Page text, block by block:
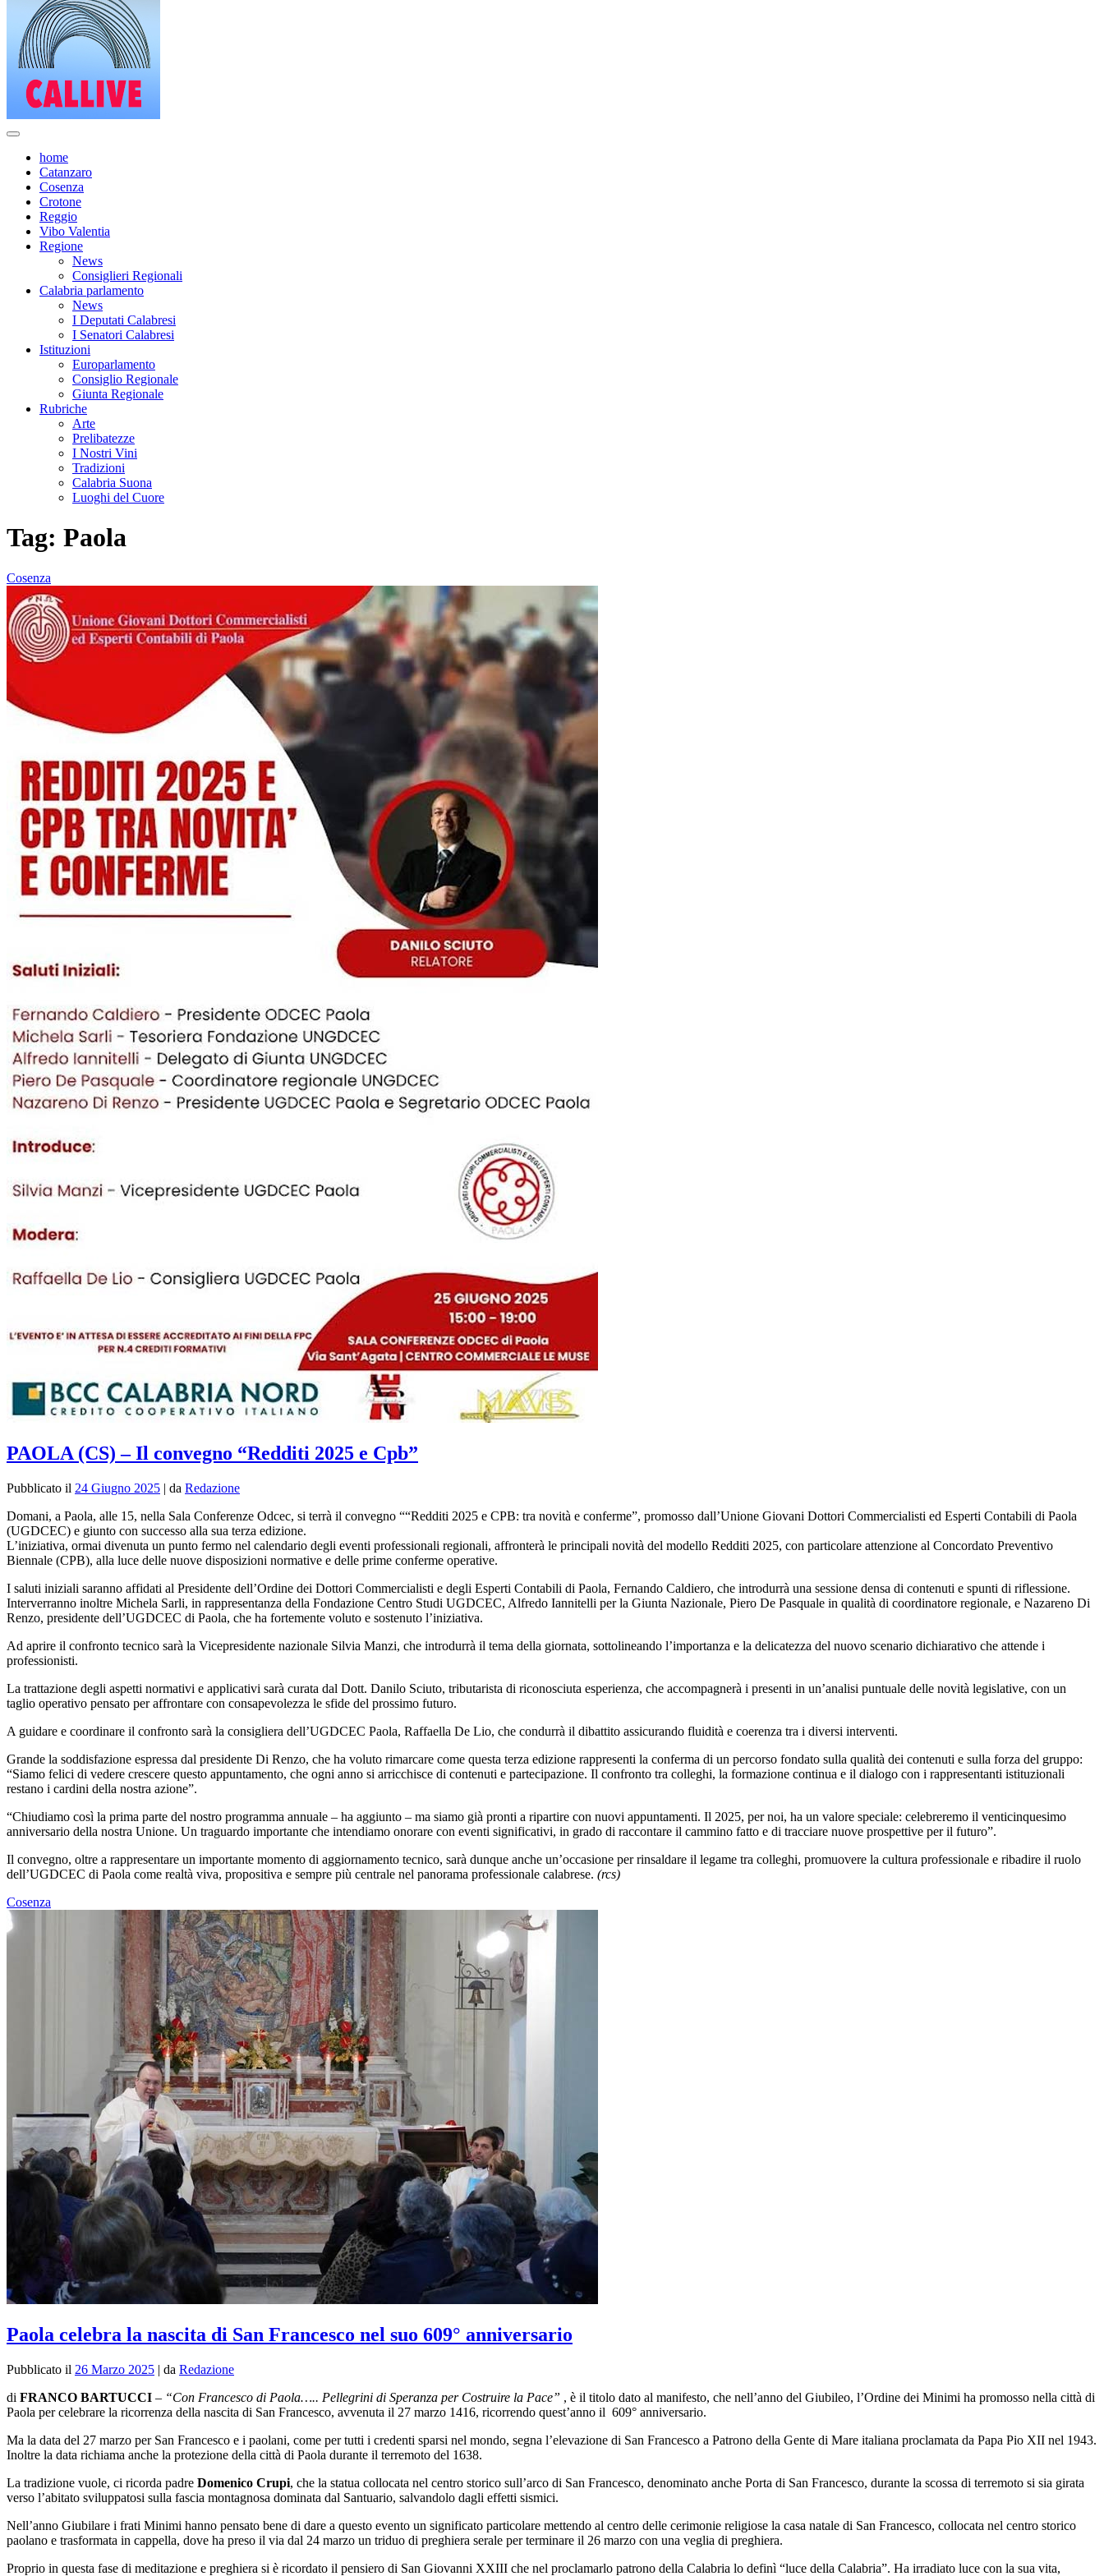
home
Catanzaro
Cosenza
Crotone
Reggio
Vibo Valentia
Regione
News
Consiglieri Regionali
Calabria parlamento
News
I Deputati Calabresi
I Senatori Calabresi
Istituzioni
Europarlamento
Consiglio Regionale
Giunta Regionale
Rubriche
Arte
Prelibatezze
I Nostri Vini
Tradizioni
Calabria Suona
Luoghi del Cuore
Tag: Paola
Cosenza
PAOLA (CS) – Il convegno “Redditi 2025 e Cpb”
Pubblicato il 24 Giugno 2025 | da Redazione
Domani, a Paola, alle 15, nella Sala Conferenze Odcec, si terrà il convegno ““Redditi 2025 e CPB: tra novità e conferme”, promosso dall’Unione Giovani Dottori Commercialisti ed Esperti Contabili di Paola
(UGDCEC) e giunto con successo alla sua terza edizione.
L’iniziativa, ormai divenuta un punto fermo nel calendario degli eventi professionali regionali, affronterà le principali novità del modello Redditi 2025, con particolare attenzione al Concordato Preventivo
Biennale (CPB), alla luce delle nuove disposizioni normative e delle prime conferme operative.
I saluti iniziali saranno affidati al Presidente dell’Ordine dei Dottori Commercialisti e degli Esperti Contabili di Paola, Fernando Caldiero, che introdurrà una sessione densa di contenuti e spunti di riflessione.
Interverranno inoltre Michela Sarli, in rappresentanza della Fondazione Centro Studi UGDCEC, Alfredo Iannitelli per la Giunta Nazionale, Piero De Pasquale in qualità di coordinatore regionale, e Nazareno Di
Renzo, presidente dell’UGDCEC di Paola, che ha fortemente voluto e sostenuto l’iniziativa.
Ad aprire il confronto tecnico sarà la Vicepresidente nazionale Silvia Manzi, che introdurrà il tema della giornata, sottolineando l’importanza e la delicatezza del nuovo scenario dichiarativo che attende i
professionisti.
La trattazione degli aspetti normativi e applicativi sarà curata dal Dott. Danilo Sciuto, tributarista di riconosciuta esperienza, che accompagnerà i presenti in un’analisi puntuale delle novità legislative, con un
taglio operativo pensato per affrontare con consapevolezza le sfide del prossimo futuro.
A guidare e coordinare il confronto sarà la consigliera dell’UGDCEC Paola, Raffaella De Lio, che condurrà il dibattito assicurando fluidità e coerenza tra i diversi interventi.
Grande la soddisfazione espressa dal presidente Di Renzo, che ha voluto rimarcare come questa terza edizione rappresenti la conferma di un percorso fondato sulla qualità dei contenuti e sulla forza del gruppo:
“Siamo felici di vedere crescere questo appuntamento, che ogni anno si arricchisce di contenuti e partecipazione. Il confronto tra colleghi, la formazione continua e il dialogo con i rappresentanti istituzionali
restano i cardini della nostra azione”.
“Chiudiamo così la prima parte del nostro programma annuale – ha aggiunto – ma siamo già pronti a ripartire con nuovi appuntamenti. Il 2025, per noi, ha un valore speciale: celebreremo il venticinquesimo
anniversario della nostra Unione. Un traguardo importante che intendiamo onorare con eventi significativi, in grado di raccontare il cammino fatto e di tracciare nuove prospettive per il futuro”.
Il convegno, oltre a rappresentare un importante momento di aggiornamento tecnico, sarà dunque anche un’occasione per rinsaldare il legame tra colleghi, promuovere la cultura professionale e ribadire il ruolo
dell’UGDCEC di Paola come realtà viva, propositiva e sempre più centrale nel panorama professionale calabrese. (rcs)
Cosenza
Paola celebra la nascita di San Francesco nel suo 609° anniversario
Pubblicato il 26 Marzo 2025 | da Redazione
di FRANCO BARTUCCI – “Con Francesco di Paola….. Pellegrini di Speranza per Costruire la Pace” , è il titolo dato al manifesto, che nell’anno del Giubileo, l’Ordine dei Minimi ha promosso nella città di
Paola per celebrare la ricorrenza della nascita di San Francesco, avvenuta il 27 marzo 1416, ricorrendo quest’anno il 609° anniversario.
Ma la data del 27 marzo per San Francesco e i paolani, come per tutti i credenti sparsi nel mondo, segna l’elevazione di San Francesco a Patrono della Gente di Mare italiana proclamata da Papa Pio XII nel 1943.
Inoltre la data richiama anche la protezione della città di Paola durante il terremoto del 1638.
La tradizione vuole, ci ricorda padre Domenico Crupi, che la statua collocata nel centro storico sull’arco di San Francesco, denominato anche Porta di San Francesco, durante la scossa di terremoto si sia girata
verso l’abitato sviluppatosi sulla fascia montagnosa dominata dal Santuario, salvandolo dagli effetti sismici.
Nell’anno Giubilare i frati Minimi hanno pensato bene di dare a questo evento un significato particolare mettendo al centro delle cerimonie religiose la casa natale di San Francesco, collocata nel centro storico
paolano e trasformata in cappella, dove ha preso il via dal 24 marzo un triduo di preghiera serale per terminare il 26 marzo con una veglia di preghiera.
Proprio in questa fase di meditazione e preghiera si è ricordato il pensiero di San Giovanni XXIII che nel proclamarlo patrono della Calabria lo definì “luce della Calabria”. Ha irradiato luce con la sua vita,